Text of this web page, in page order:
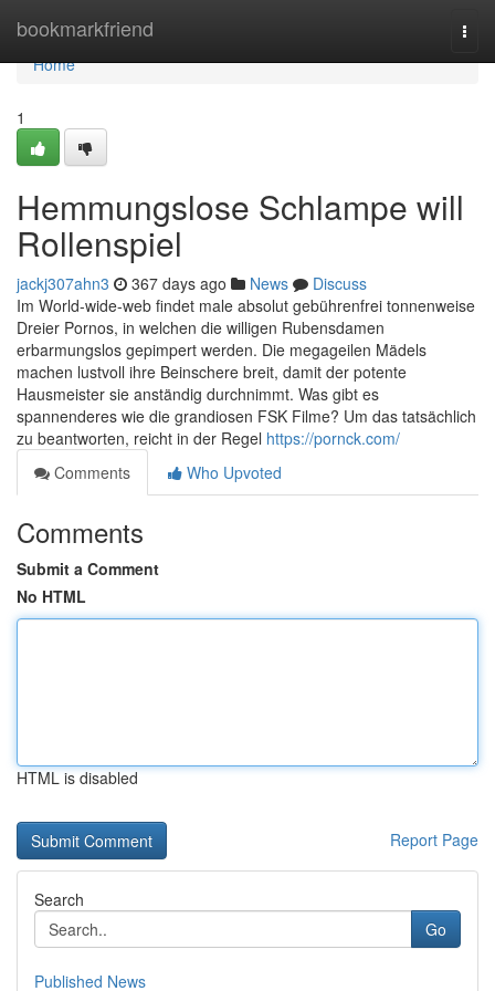
bookmarkfriend
Home
Home
1
Hemmungslose Schlampe will
Rollenspiel
jackj307ahn3 367 days ago News
Discuss
Im World-wide-web findet male absolut gebührenfrei tonnenweise
Dreier Pornos, in welchen die willigen Rubensdamen
erbarmungslos gepimpert werden. Die megageilen Mädels
machen lustvoll ihre Beinschere breit, damit der potente
Hausmeister sie anständig durchnimmt. Was gibt es
spannenderes wie die grandiosen FSK Filme? Um das tatsächlich
zu beantworten, reicht in der Regel https://pornck.com/
Comments
Who Upvoted
Comments
Submit a Comment
No HTML
HTML is disabled
Report Page
Search
Go
Published News